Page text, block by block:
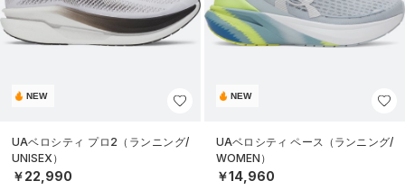
NEW
UAベロシティ プロ2（ランニング/
UNISEX）
￥22,990
NEW
UAベロシティ ペース（ランニング/
WOMEN）
￥14,960